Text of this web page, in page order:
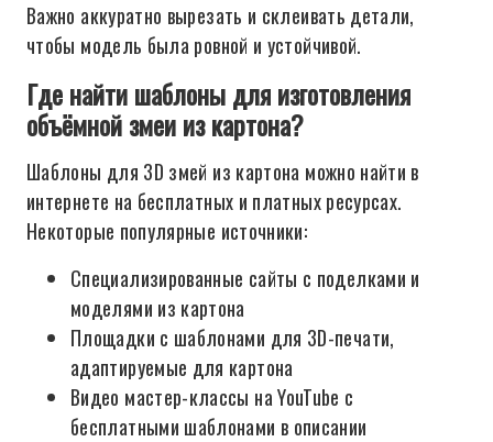
Важно аккуратно вырезать и склеивать детали,
чтобы модель была ровной и устойчивой.
Где найти шаблоны для изготовления
объёмной змеи из картона?
Шаблоны для 3D змей из картона можно найти в
интернете на бесплатных и платных ресурсах.
Некоторые популярные источники:
Специализированные сайты с поделками и
моделями из картона
Площадки с шаблонами для 3D-печати,
адаптируемые для картона
Видео мастер-классы на YouTube с
бесплатными шаблонами в описании